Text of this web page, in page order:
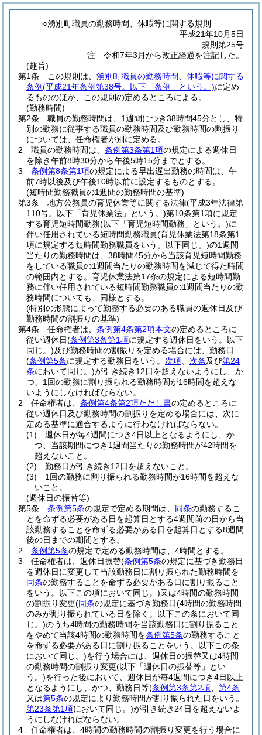
○湧別町職員の勤務時間、休暇等に関する規則
平成21年10月5日
規則第25号
注 令和7年3月から改正経過を注記した。
(趣旨)
第1条
この規則は、 湧別町職員の勤務時間、休暇等に関する
条例(平成21年条例第38号。以下「条例」という。)に定め
るもののほか、この規則の定めるところによる。
(勤務時間)
第2条
職員の勤務時間は、1週間につき38時間45分とし、特
別の勤務に従事する職員の勤務時間及び勤務時間の割振り
については、任命権者が別に定める。
2
職員の勤務時間は、 条例第3条第1項の規定による週休日
を除き午前8時30分から午後5時15分までとする。
3
条例第8条第1項の規定による早出遅出勤務の時間は、午
前7時以後及び午後10時以前に設定するものとする。
(短時間勤務職員の1週間の勤務時間の基準)
第3条
地方公務員の育児休業等に関する法律(平成3年法律第
110号。以下「育児休業法」という。)第10条第1項に規定
する育児短時間勤務(以下「育児短時間勤務」という。)に
伴い任用されている短時間勤務職員(育児休業法第18条第1
項に規定する短時間勤務職員をいう。以下同じ。)の1週間
当たりの勤務時間は、38時間45分から当該育児短時間勤務
をしている職員の1週間当たりの勤務時間を減じて得た時間
の範囲内とする。 育児休業法第17条の規定による短時間勤
務に伴い任用されている短時間勤務職員の1週間当たりの勤
務時間についても、同様とする。
(特別の形態によって勤務する必要のある職員の週休日及び
勤務時間の割振りの基準)
第4条
任命権者は、 条例第4条第2項本文の定めるところに
従い週休日(条例第3条第1項に規定する週休日をいう。以下
同じ。)及び勤務時間の割振りを定める場合には、勤務日
(条例第5条に規定する勤務日をいう。 次項 次条及び第24
条において同じ。)が引き続き12日を超えないようにし、か
つ、1回の勤務に割り振られる勤務時間が16時間を超えな
いようにしなければならない。
2
任命権者は、 条例第4条第2項ただし書の定めるところに
従い週休日及び勤務時間の割振りを定める場合には、次に
定める基準に適合するように行わなければならない。
(1)
週休日が毎4週間につき4日以上となるようにし、か
つ、当該期間につき1週間当たりの勤務時間が42時間を
超えないこと。
(2)
勤務日が引き続き12日を超えないこと。
(3)
1回の勤務に割り振られる勤務時間が16時間を超えな
いこと。
(週休日の振替等)
第5条
条例第5条の規定で定める期間は、 同条の勤務するこ
とを命ずる必要がある日を起算日とする4週間前の日から当
該勤務することを命ずる必要がある日を起算日とする8週間
後の日までの期間とする。
2
条例第5条の規定で定める勤務時間は、4時間とする。
3
任命権者は、週休日振替(条例第5条の規定に基づき勤務日
を週休日に変更して当該勤務日に割り振られた勤務時間を
同条の勤務することを命ずる必要がある日に割り振ること
をいう。以下この項において同じ。)又は4時間の勤務時間
の割振り変更(同条の規定に基づき勤務日(4時間の勤務時間
のみが割り振られている日を除く。以下この条において同
じ。)のうち4時間の勤務時間を当該勤務日に割り振ること
をやめて当該4時間の勤務時間を条例第5条の勤務すること
を命ずる必要がある日に割り振ることをいう。以下この条
において同じ。)を行う場合には、週休日の振替又は4時間
の勤務時間の割振り変更(以下「週休日の振替等」とい
う。)を行った後において、週休日が毎4週間につき4日以上
となるようにし、かつ、勤務日等(条例第3条第2項
第4条
又は第5条の規定により勤務時間が割り振られた日をいう。
第23条第1項において同じ。)が引き続き24日を超えないよ
うにしなければならない。
4
任命権者は、4時間の勤務時間の割振り変更を行う場合に